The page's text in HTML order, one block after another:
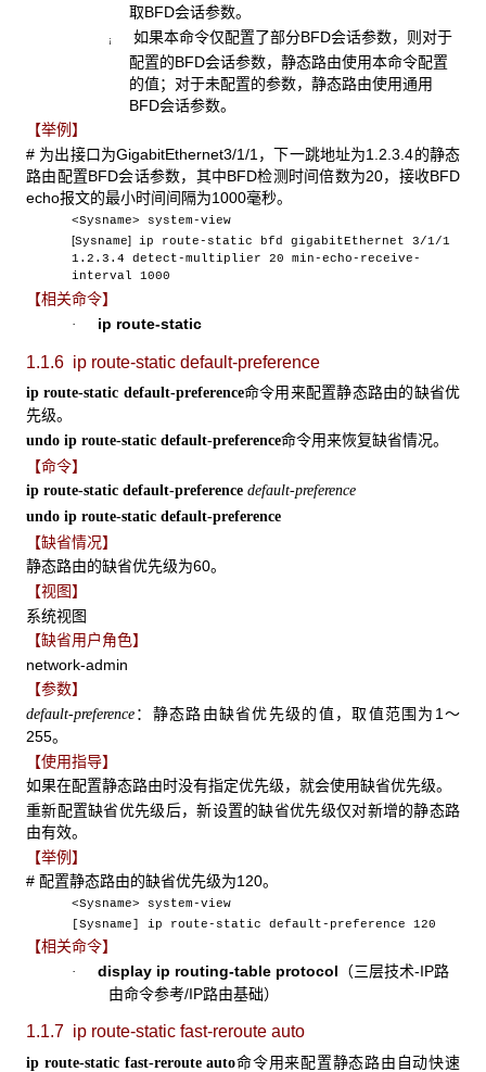
取BFD会话参数。
¡
如果本命令仅配置了部分BFD会话参数，则对于
配置的BFD会话参数，静态路由使用本命令配置
的值；对于未配置的参数，静态路由使用通用
BFD会话参数。
【举例】
# 为出接口为GigabitEthernet3/1/1，下一跳地址为1.2.3.4的静态
路由配置BFD会话参数，其中BFD检测时间倍数为20，接收BFD
echo报文的最小时间间隔为1000毫秒。
<Sysname> system-view
[Sysname] ip route-static bfd gigabitEthernet 3/1/1
1.2.3.4 detect-multiplier 20 min-echo-receive-
interval 1000
【相关命令】
· ip route-static
1.1.6 ip route-static default-preference
ip route-static default-preference命令用来配置静态路由的缺省优
先级。
undo ip route-static default-preference命令用来恢复缺省情况。
【命令】
ip route-static default-preference default-preference
undo ip route-static default-preference
【缺省情况】
静态路由的缺省优先级为60。
【视图】
系统视图
【缺省用户角色】
network-admin
【参数】
default-preference ：静态路由缺省优先级的值，取值范围为1～
255。
【使用指导】
如果在配置静态路由时没有指定优先级，就会使用缺省优先级。
重新配置缺省优先级后，新设置的缺省优先级仅对新增的静态路
由有效。
【举例】
# 配置静态路由的缺省优先级为120。
<Sysname> system-view
[Sysname] ip route-static default-preference 120
【相关命令】
· display ip routing-table protocol （三层技术-IP路
由命令参考/IP路由基础）
1.1.7 ip route-static fast-reroute auto
ip route-static fast-reroute auto命令用来配置静态路由自动快速